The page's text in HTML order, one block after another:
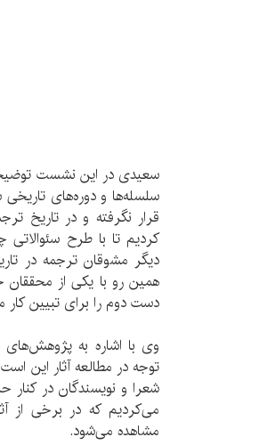
سعیدی در این نشست
سلسله‌ها و دوره‌های تاریخی
قرار نگرفته و در تاریخ
کردیم تا با طرح
دیگر مشوقان ترجمه در
همین رو با یکی از
دست دوم را برای تبیین
وی با اشاره به پژوهش‌های
توجه در مطالعه آثار این
شعرا و نویسندگان در کنار
می‌کردیم که در برخی از
مشاهده می‌شود.